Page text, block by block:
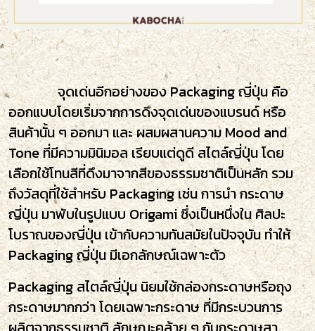
จุดเด่นอีกอย่างของ Packaging ญี่ปุ่น คือ
ออกแบบโดยเริ่มจากการดึงจุดเด่นของแบรนด์ หรือ
สินค้านั้น ๆ ออกมา และ ผสมผสานความ Mood and
Tone ที่มีความมินิมอล เรียบแต่ดูดี สไตล์ญี่ปุ่น โดย
เลือกใช้โทนสีที่ดึงมาจากสีของธรรมชาติเป็นหลัก รวม
ถึงวัสดุที่ใช้สำหรับ Packaging เช่น การนำ กระดาษ
ญี่ปุ่น มาพับในรูปแบบ Origami ซึ่งเป็นหนึ่งใน ศิลปะ
โบราณของญี่ปุ่น เข้ากับความทันสมัยในปัจจุบัน ทำให้
Packaging ญี่ปุ่น มีเอกลักษณ์เฉพาะตัว
Packaging สไตล์ญี่ปุ่น นิยมใช้กล่องกระดาษหรือถุง
กระดาษมากกว่า โดยเฉพาะกระดาษ ที่มีกระบวนการ